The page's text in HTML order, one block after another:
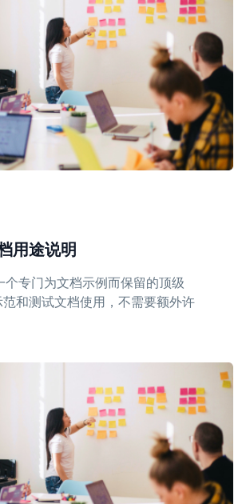
用途说明
个专门为文档示例而保留的顶级
和测试文档使用，不需要额外许